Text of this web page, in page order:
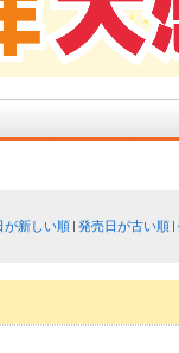
が新しい順 発売日が古い順